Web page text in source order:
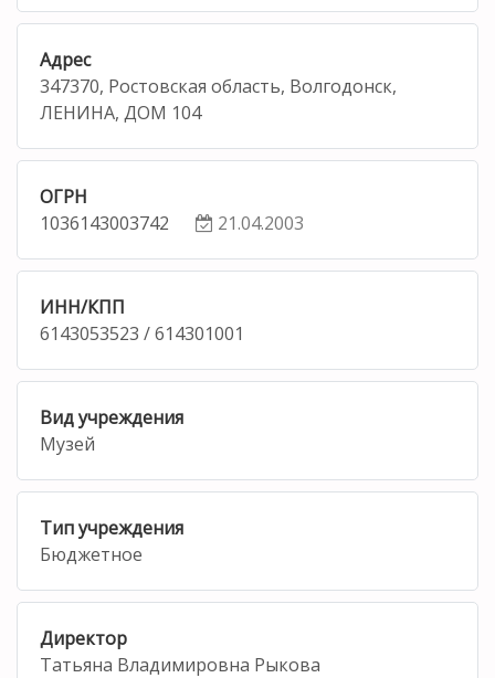
Адрес
347370, Ростовская область, Волгодонск,
ЛЕНИНА, ДОМ 104
ОГРН
1036143003742
21.04.2003
ИНН/КПП
6143053523 / 614301001
Вид учреждения
Музей
Тип учреждения
Бюджетное
Директор
Татьяна Владимировна Рыкова